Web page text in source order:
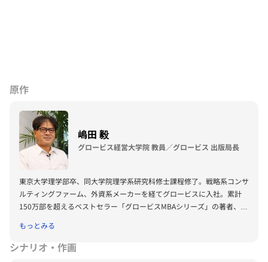
原作
嶋田 毅
グロービス経営大学院 教員／グロービス 出版局長
東京大学理学部卒、同大学院理学系研究科修士課程修了。戦略系コンサ
ルティングファーム、外資系メーカーを経てグロービスに入社。累計
150万部を超えるベストセラー「グロービスMBAシリーズ」の著者、プ
ング』『グロービスMBAキーワード 図解 基本ビジネス思考法45』
『グロービスMBAキーワード 図解 基本フレームワーク50』『ビジネ
もっとみる
シナリオ・作画